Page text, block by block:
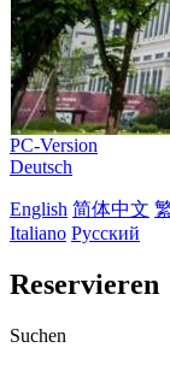
PC-Version
Deutsch
English 简体中文
Italiano Русский
Reservieren
Suchen